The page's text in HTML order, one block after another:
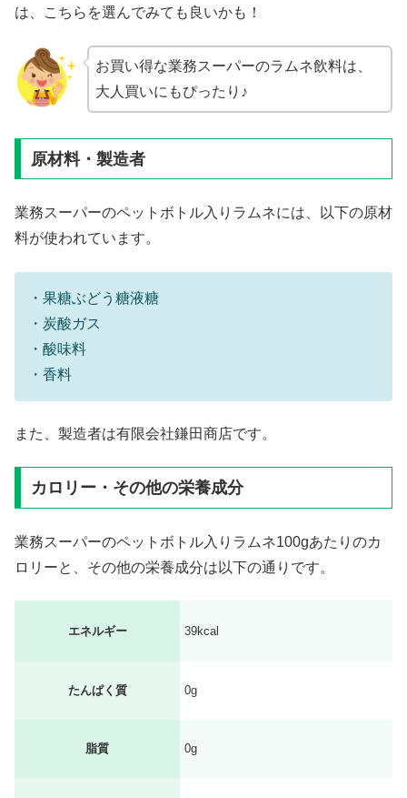
は、こちらを選んでみても良いかも！
お買い得な業務スーパーのラムネ飲料は、
大人買いにもぴったり♪
原材料・製造者
業務スーパーのペットボトル入りラムネには、以下の原材
料が使われています。
・果糖ぶどう糖液糖
・炭酸ガス
・酸味料
・香料
また、製造者は有限会社鎌田商店です。
カロリー・その他の栄養成分
業務スーパーのペットボトル入りラムネ100gあたりのカ
ロリーと、その他の栄養成分は以下の通りです。
エネルギー 39kcal
たんぱく質 0g
脂質 0g